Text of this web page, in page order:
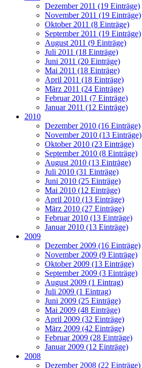
Dezember 2011 (19 Einträge)
November 2011 (19 Einträge)
Oktober 2011 (8 Einträge)
September 2011 (19 Einträge)
August 2011 (9 Einträge)
Juli 2011 (18 Einträge)
Juni 2011 (20 Einträge)
Mai 2011 (18 Einträge)
April 2011 (18 Einträge)
März 2011 (24 Einträge)
Februar 2011 (7 Einträge)
Januar 2011 (12 Einträge)
2010
Dezember 2010 (16 Einträge)
November 2010 (13 Einträge)
Oktober 2010 (23 Einträge)
September 2010 (8 Einträge)
August 2010 (13 Einträge)
Juli 2010 (31 Einträge)
Juni 2010 (25 Einträge)
Mai 2010 (12 Einträge)
April 2010 (13 Einträge)
März 2010 (27 Einträge)
Februar 2010 (13 Einträge)
Januar 2010 (13 Einträge)
2009
Dezember 2009 (16 Einträge)
November 2009 (9 Einträge)
Oktober 2009 (13 Einträge)
September 2009 (3 Einträge)
August 2009 (1 Eintrag)
Juli 2009 (1 Eintrag)
Juni 2009 (25 Einträge)
Mai 2009 (48 Einträge)
April 2009 (32 Einträge)
März 2009 (42 Einträge)
Februar 2009 (28 Einträge)
Januar 2009 (12 Einträge)
2008
Dezember 2008 (22 Einträge)